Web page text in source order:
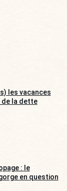
les vacances
de la dette
: le
en question